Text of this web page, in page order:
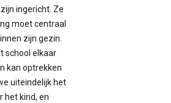
ingericht. Ze
moet centraal
zijn gezin.
school elkaar
kan optrekken
uiteindelijk het
het kind, en